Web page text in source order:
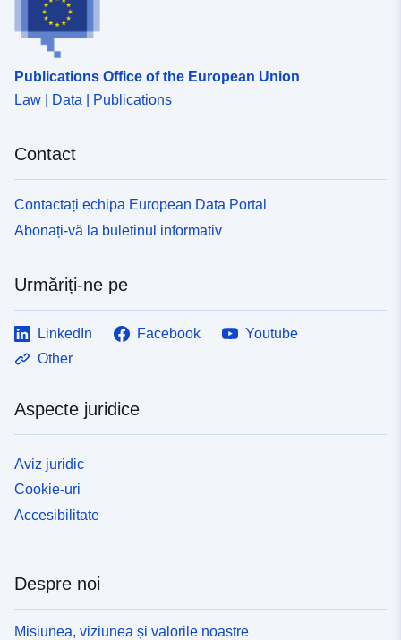
Publications Office of the European Union
Law | Data | Publications
Contact
Contactați echipa European Data Portal
Abonați-vă la buletinul informativ
Urmăriți-ne pe
LinkedIn Facebook
Youtube
Other
Aspecte juridice
Aviz juridic
Cookie-uri
Accesibilitate
Despre noi
Misiunea, viziunea și valorile noastre